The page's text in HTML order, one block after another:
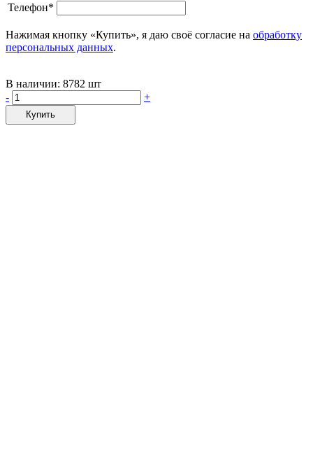
Телефон*
Нажимая кнопку «Купить», я даю своё согласие на обработку
персональных данных.
В наличии: 8782 шт
-
+
Купить